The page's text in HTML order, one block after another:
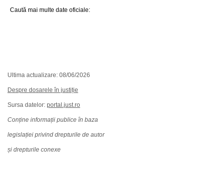
Caută mai multe date oficiale:
Ultima actualizare: 08/06/2026
Despre dosarele în justiție
Sursa datelor: portal.just.ro
Conține informații publice în baza
legislației privind drepturile de autor
și drepturile conexe